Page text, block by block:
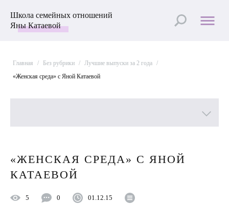
Школа семейных отношений
Яны Катаевой
Главная / Без рубрики / Лучшие выпуски за 2 года /
«Женская среда» с Яной Катаевой
«ЖЕНСКАЯ СРЕДА» С ЯНОЙ
КАТАЕВОЙ
5 0 01.12.15
Лучшие статьи